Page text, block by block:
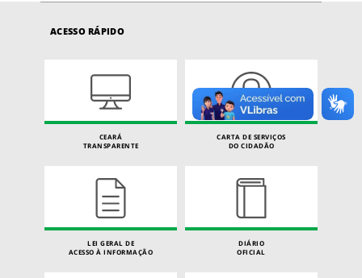
ACESSO RÁPIDO
CEARÁ
TRANSPARENTE
CARTA DE SERVIÇOS
DO CIDADÃO
LEI GERAL DE
ACESSO À INFORMAÇÃO
DIÁRIO
OFICIAL